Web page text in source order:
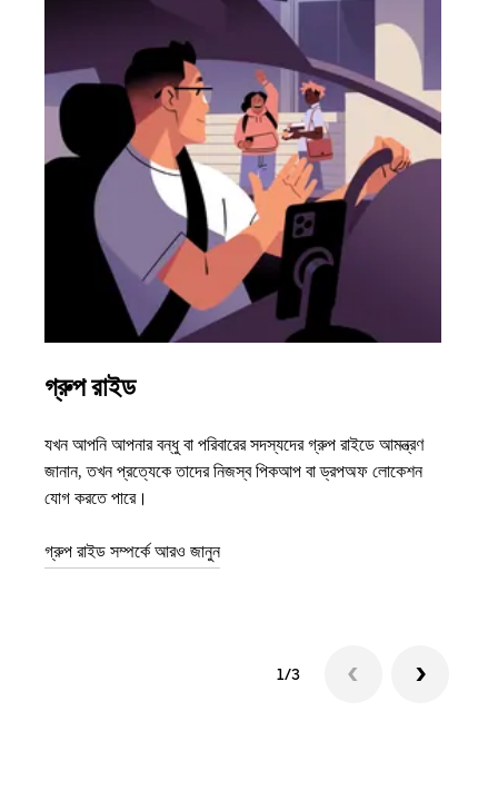
গ্রুপ রাইড
যখন আপনি আপনার বন্ধু বা পরিবারের সদস্যদের গ্রুপ রাইডে আমন্ত্রণ
জানান, তখন প্রত্যেকে তাদের নিজস্ব পিকআপ বা ড্রপঅফ লোকেশন
যোগ করতে পারে।
গ্রুপ রাইড সম্পর্কে আরও জানুন
1/3